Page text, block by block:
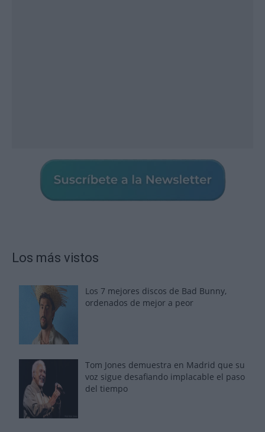
Los más vistos
Los 7 mejores discos de Bad Bunny,
ordenados de mejor a peor
Tom Jones demuestra en Madrid que su
voz sigue desafiando implacable el paso
del tiempo